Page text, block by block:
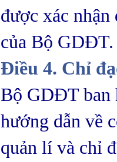
được xác
của Bộ GDĐT.
Điều 4. Chỉ
Bộ GDĐT ban
hướng dẫn về
quản lí và chỉ